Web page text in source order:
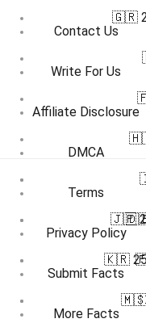
Contact Us
Write For Us
Affiliate Disclosure
DMCA
Terms
Privacy Policy
Submit Facts
More Facts
🇬🇷
🇭🇮
🇯🇵
🇰🇷 25
🇲🇸
🇩🇪